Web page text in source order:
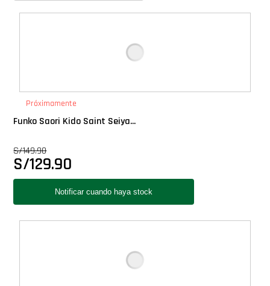
Exclusivos
Gift Cards
Llaveros Pop
Moments
Próximamente
Funko Saori Kido Saint Seiya...
S/149.90
S/129.90